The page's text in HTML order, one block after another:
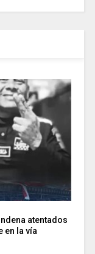
atentados
en la vía